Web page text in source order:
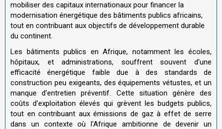
mobiliser des capitaux internationaux pour financer la
modernisation énergétique des bâtiments publics africains,
tout en contribuant aux objectifs de développement durable
du continent.
Les bâtiments publics en Afrique, notamment les écoles,
hôpitaux, et administrations, souffrent souvent d'une
efficacité énergétique faible due à des standards de
construction peu exigeants, des équipements vétustes, et un
manque d'entretien préventif. Cette situation génère des
coûts d'exploitation élevés qui grèvent les budgets publics,
tout en contribuant aux émissions de gaz à effet de serre
dans un contexte où l'Afrique ambitionne de devenir un